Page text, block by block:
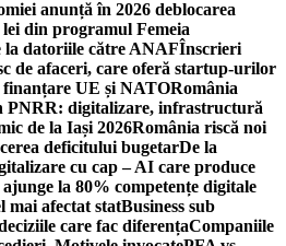
anunță în 2026 deblocarea
din programul Femeia
la datoriile către ANAFÎnscrieri
de afaceri, care oferă startup-urilor
finanțare UE și NATORomânia
PNRR: digitalizare, infrastructură
de la Iași 2026România riscă noi
deficitului bugetarDe la
cu cap – AI care produce
la 80% competențe digitale
mai afectat statBusiness sub
care fac diferențaCompaniile